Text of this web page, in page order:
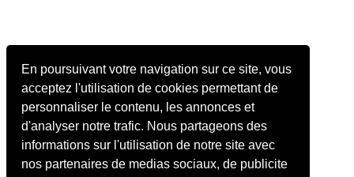
En poursuivant votre navigation sur ce site, vous
acceptez l'utilisation de cookies permettant de
personnaliser le contenu, les annonces et
d'analyser notre trafic. Nous partageons des
informations sur l'utilisation de notre site avec
nos partenaires de medias sociaux, de publicite